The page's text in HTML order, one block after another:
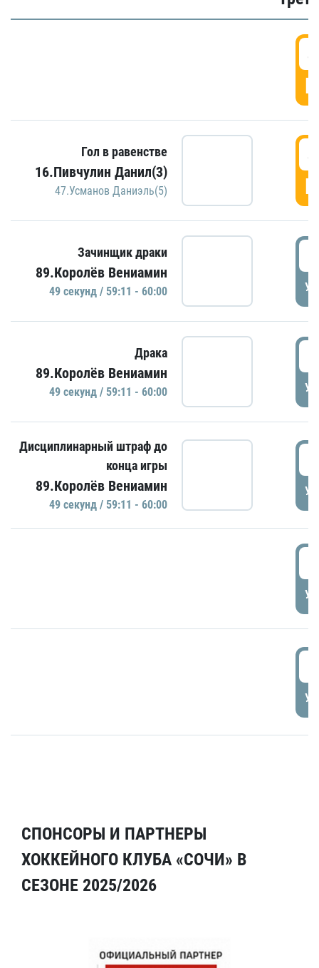
Гол в равенстве
16.Пивчулин Данил(3)
47.Усманов Даниэль(5)
Зачинщик драки
89.Королёв Вениамин
49 секунд / 59:11 - 60:00
Драка
89.Королёв Вениамин
49 секунд / 59:11 - 60:00
Дисциплинарный штраф до
конца игры
89.Королёв Вениамин
49 секунд / 59:11 - 60:00
СПОНСОРЫ И ПАРТНЕРЫ
ХОККЕЙНОГО КЛУБА «СОЧИ» В
СЕЗОНЕ 2025/2026